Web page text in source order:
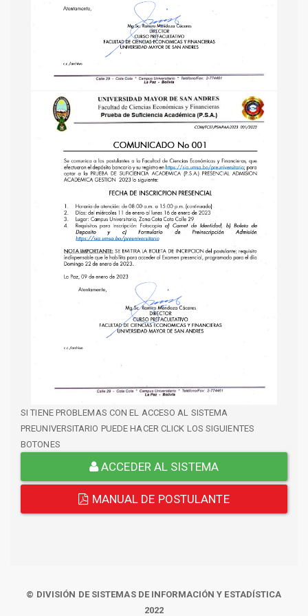
SI TIENE PROBLEMAS CON EL ACCESO AL SISTEMA
PREUNIVERSITARIO PUEDE HACER CLICK LOS SIGUIENTES
BOTONES
ACCEDER AL SISTEMA
MANUAL DE POSTULANTE
© DIVISIÓN DE SISTEMAS DE INFORMACIÓN Y ESTADÍSTICA
2022